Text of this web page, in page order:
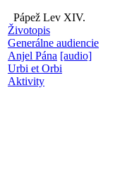
Pápež Lev XIV.
Životopis
Generálne audiencie
Anjel Pána [audio]
Urbi et Orbi
Aktivity